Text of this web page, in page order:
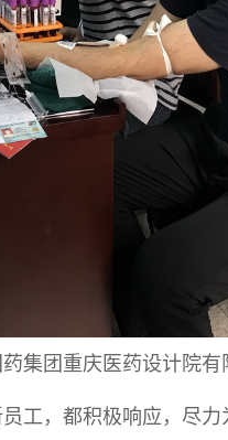
集团重庆医药设计院
工，都积极响应，尽力